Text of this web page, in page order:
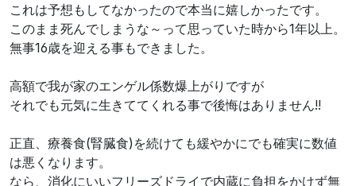
これは予想もしてなかったので本当に嬉しかったです。
このまま死んでしまうな～って思っていた時から1年以上。
無事16歳を迎える事もできました。
高額で我が家のエンゲル係数爆上がりですが
それでも元気に生きててくれる事で後悔はありません!!
正直、療養食(腎臓食)を続けても緩やかにでも確実に数値
は悪くなります。
なら、消化にいいフリーズドライで内蔵に負担をかけず無